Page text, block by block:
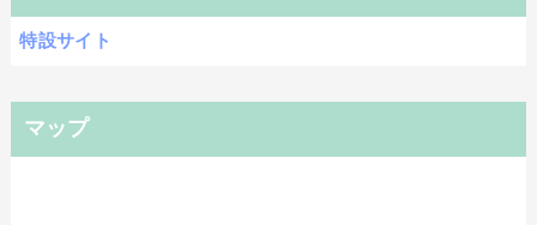
特設サイト
マップ